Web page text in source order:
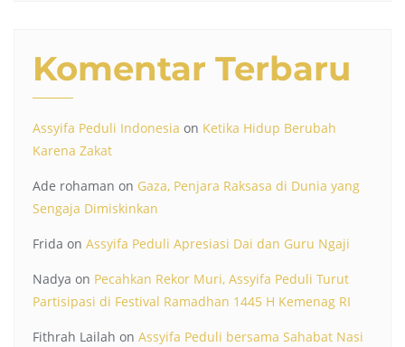
Komentar Terbaru
Assyifa Peduli Indonesia on Ketika Hidup Berubah
Karena Zakat
Ade rohaman on Gaza, Penjara Raksasa di Dunia yang
Sengaja Dimiskinkan
Frida on Assyifa Peduli Apresiasi Dai dan Guru Ngaji
Nadya on Pecahkan Rekor Muri, Assyifa Peduli Turut
Partisipasi di Festival Ramadhan 1445 H Kemenag RI
Fithrah Lailah on Assyifa Peduli bersama Sahabat Nasi